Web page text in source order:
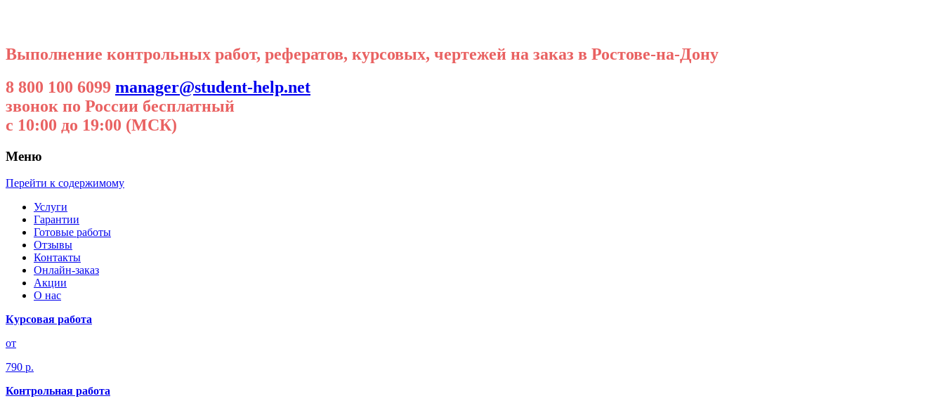
Выполнение контрольных работ, рефератов, курсовых, чертежей на заказ в Ростове-на-Дону
8 800 100 6099 manager@student-help.net
звонок по России бесплатный
с 10:00 до 19:00 (МСК)
Меню
Перейти к содержимому
Услуги
Гарантии
Готовые работы
Отзывы
Контакты
Онлайн-заказ
Акции
О нас
Курсовая работа
от
790 р.
Контрольная работа